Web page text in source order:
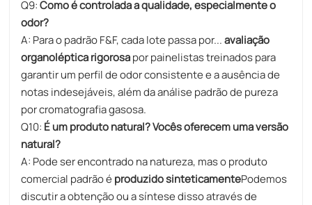
Q9:Como é controlada a qualidade, especialmente o
odor?
A: Para o padrão F&F, cada lote passa por...avaliação
organoléptica rigorosapor painelistas treinados para
garantir um perfil de odor consistente e a ausência de
notas indesejáveis, além da análise padrão de pureza
por cromatografia gasosa.
Q10: É um produto natural? Vocês oferecem uma versão
natural?
A: Pode ser encontrado na natureza, mas o produto
comercial padrão é produzido sinteticamentePodemos
discutir a obtenção ou a síntese disso através de